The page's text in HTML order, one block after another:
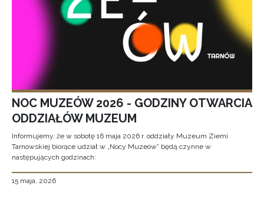
NOC MUZEÓW 2026 - GODZINY OTWARCIA
ODDZIAŁÓW MUZEUM
Informujemy, że w sobotę 16 maja 2026 r. oddziały Muzeum Ziemi
Tarnowskiej biorące udział w „Nocy Muzeów” będą czynne w
następujących godzinach:
15 maja, 2026